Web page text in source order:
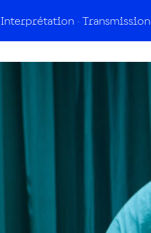
Interprétation Transmission